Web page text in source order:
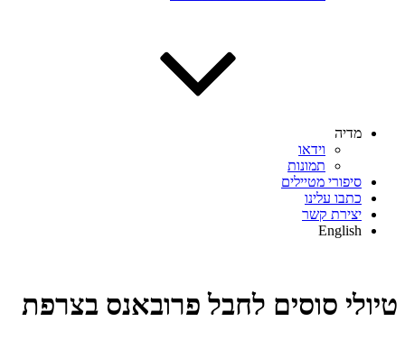
מדיה
וידאו
תמונות
סיפורי מטיילים
כתבו עלינו
יצירת קשר
English
טיולי סוסים לחבל פרובאנס בצרפת